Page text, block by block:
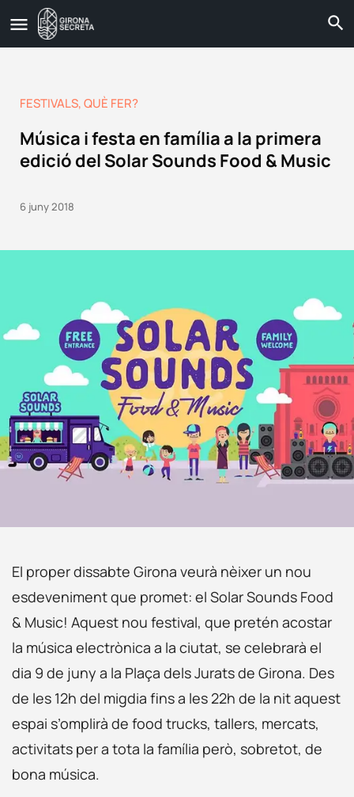
FESTIVALS,QUÈ FER?
Música i festa en família a la primera
edició del Solar Sounds Food & Music
6 juny 2018
El proper dissabte Girona veurà nèixer un nou
esdeveniment que promet: el Solar Sounds Food
& Music! Aquest nou festival, que pretén acostar
la música electrònica a la ciutat, se celebrarà el
dia 9 de juny a la Plaça dels Jurats de Girona. Des
de les 12h del migdia fins a les 22h de la nit aquest
espai s’omplirà de food trucks, tallers, mercats,
activitats per a tota la família però, sobretot, de
bona música.